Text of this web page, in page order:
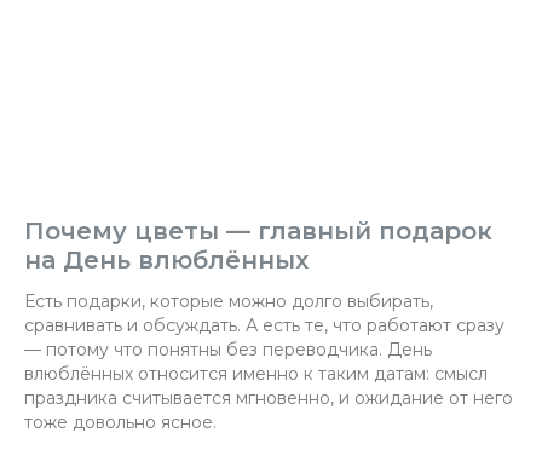
Почему цветы — главный подарок
на День влюблённых
Есть подарки, которые можно долго выбирать,
сравнивать и обсуждать. А есть те, что работают сразу
— потому что понятны без переводчика. День
влюблённых относится именно к таким датам: смысл
праздника считывается мгновенно, и ожидание от него
тоже довольно ясное.